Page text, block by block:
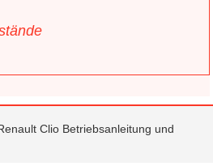
Clio Betriebsanleitung und